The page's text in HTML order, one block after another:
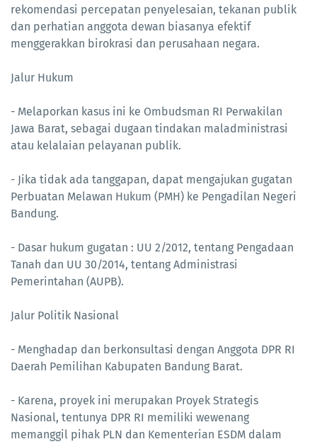
rekomendasi percepatan penyelesaian, tekanan publik
dan perhatian anggota dewan biasanya efektif
menggerakkan birokrasi dan perusahaan negara.
Jalur Hukum
- Melaporkan kasus ini ke Ombudsman RI Perwakilan
Jawa Barat, sebagai dugaan tindakan maladministrasi
atau kelalaian pelayanan publik.
- Jika tidak ada tanggapan, dapat mengajukan gugatan
Perbuatan Melawan Hukum (PMH) ke Pengadilan Negeri
Bandung.
- Dasar hukum gugatan : UU 2/2012, tentang Pengadaan
Tanah dan UU 30/2014, tentang Administrasi
Pemerintahan (AUPB).
Jalur Politik Nasional
- Menghadap dan berkonsultasi dengan Anggota DPR RI
Daerah Pemilihan Kabupaten Bandung Barat.
- Karena, proyek ini merupakan Proyek Strategis
Nasional, tentunya DPR RI memiliki wewenang
memanggil pihak PLN dan Kementerian ESDM dalam